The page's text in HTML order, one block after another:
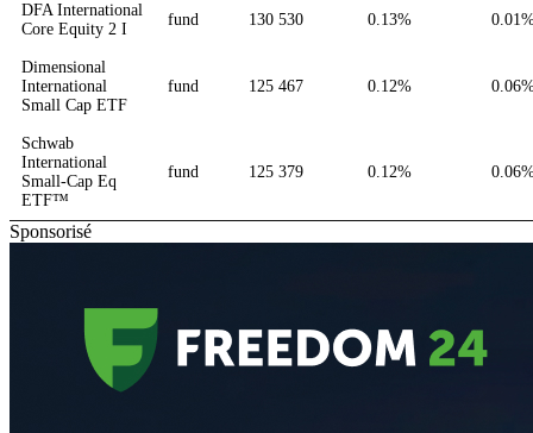
DFA International
Core Equity 2 I
fund 130 530 0.13%
Dimensional
International
Small Cap ETF
fund 125 467 0.12%
Schwab
International
Small-Cap Eq
ETF™
fund 125 379 0.12%
Sponsorisé